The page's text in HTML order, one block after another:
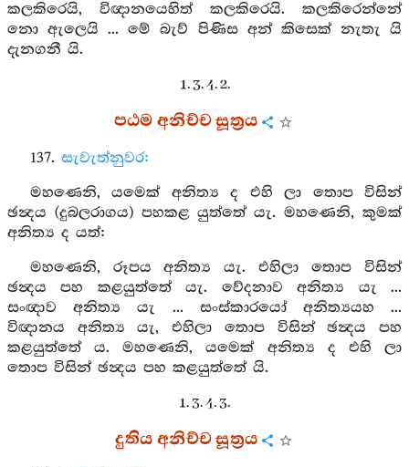
කලකිරෙයි, විඥානයෙහිත් කලකිරෙයි. කලකිරෙන්නේ
නො ඇලෙයි ... මේ බැව් පිණිස අන් කිසෙක් නැතැ යි
දැනගනී යි.
1. 3. 4. 2.
පඨම අනිච්ච සූත්‍රය
137. සැවැත්නුවර:
මහණෙනි, යමෙක් අනිත්‍ය ද එහි ලා තොප විසින්
ඡන්‍දය (දුබලරාගය) පහකළ යුත්තේ යැ. මහණෙනි, කුමක්
අනිත්‍ය ද යත්:
මහණෙනි, රූපය අනිත්‍ය යැ. එහිලා තොප විසින්
ඡන්‍දය පහ කළයුත්තේ යැ. වේදනාව අනිත්‍ය යැ ...
සංඥාව අනිත්‍ය යැ ... සංස්කාරයෝ අනිත්‍යයහ ...
විඥානය අනිත්‍ය යැ, එහිලා තොප විසින් ඡන්‍දය පහ
කළයුත්තේ ය. මහණෙනි, යමෙක් අනිත්‍ය ද එහි ලා
තොප විසින් ඡන්‍දය පහ කළයුත්තේ යි.
1. 3. 4. 3.
දුතිය අනිච්ච සූත්‍රය